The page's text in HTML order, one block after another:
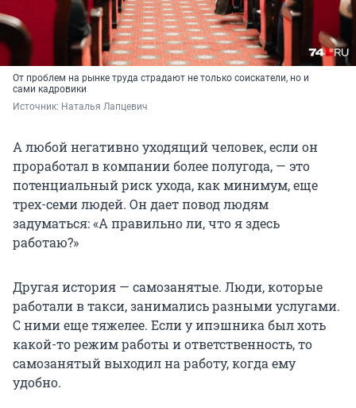
От проблем на рынке труда страдают не только соискатели, но и
сами кадровики
Источник: Наталья Лапцевич
А любой негативно уходящий человек, если он
проработал в компании более полугода, — это
потенциальный риск ухода, как минимум, еще
трех-семи людей. Он дает повод людям
задуматься: «А правильно ли, что я здесь
работаю?»
Другая история — самозанятые. Люди, которые
работали в такси, занимались разными услугами.
С ними еще тяжелее. Если у ипэшника был хоть
какой-то режим работы и ответственность, то
самозанятый выходил на работу, когда ему
удобно.